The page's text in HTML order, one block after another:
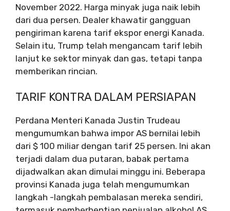
November 2022. Harga minyak juga naik lebih
dari dua persen. Dealer khawatir gangguan
pengiriman karena tarif ekspor energi Kanada.
Selain itu, Trump telah mengancam tarif lebih
lanjut ke sektor minyak dan gas, tetapi tanpa
memberikan rincian.
TARIF KONTRA DALAM PERSIAPAN
Perdana Menteri Kanada Justin Trudeau
mengumumkan bahwa impor AS bernilai lebih
dari $ 100 miliar dengan tarif 25 persen. Ini akan
terjadi dalam dua putaran, babak pertama
dijadwalkan akan dimulai minggu ini. Beberapa
provinsi Kanada juga telah mengumumkan
langkah -langkah pembalasan mereka sendiri,